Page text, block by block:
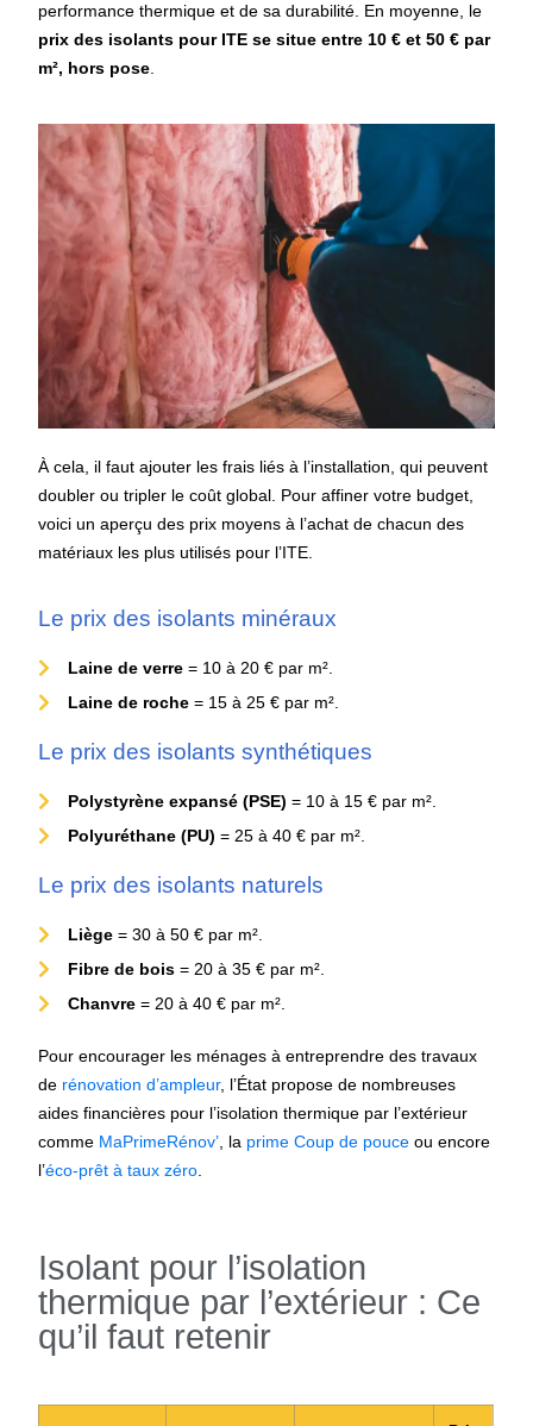
performance thermique et de sa durabilité. En moyenne, le
prix des isolants pour ITE se situe entre 10 € et 50 € par
m², hors pose
À cela, il faut ajouter les frais liés à l’installation, qui peuvent
doubler ou tripler le coût global. Pour affiner votre budget,
voici un aperçu des prix moyens à l’achat de chacun des
matériaux les plus utilisés pour l’ITE.
Le prix des isolants minéraux
Laine de verre = 10 à 20 € par m².
Laine de roche = 15 à 25 € par m².
Le prix des isolants synthétiques
Polystyrène expansé (PSE) = 10 à 15 € par m².
Polyuréthane (PU) = 25 à 40 € par m².
Le prix des isolants naturels
Liège = 30 à 50 € par m².
Fibre de bois = 20 à 35 € par m².
Chanvre = 20 à 40 € par m².
Pour encourager les ménages à entreprendre des travaux
de rénovation d’ampleur, l’État propose de nombreuses
aides financières pour l’isolation thermique par l’extérieur
comme MaPrimeRénov’ , la prime Coup de pouce ou encore
l’éco-prêt à taux zéro
Isolant pour l’isolation
thermique par l’extérieur : Ce
qu’il faut retenir